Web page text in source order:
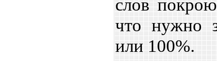
слов
что нужно
или 100%.